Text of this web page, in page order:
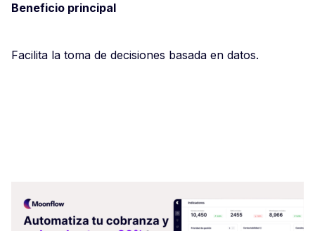
Beneficio principal
Facilita la toma de decisiones basada en datos.